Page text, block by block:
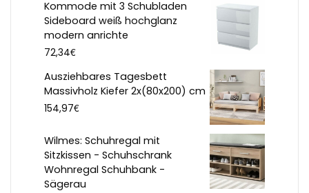
Kommode mit 3 Schubladen
Sideboard weiß hochglanz
modern anrichte
72,34€
Ausziehbares Tagesbett
Massivholz Kiefer 2x(80x200) cm
154,97€
Wilmes: Schuhregal mit
Sitzkissen - Schuhschrank
Wohnregal Schuhbank -
Sägerau